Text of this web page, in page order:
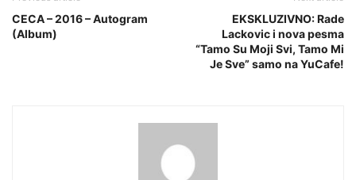
CECA – 2016 – Autogram
(Album)
EKSKLUZIVNO: Rade
Lackovic i nova pesma
“Tamo Su Moji Svi, Tamo Mi
Je Sve” samo na YuCafe!